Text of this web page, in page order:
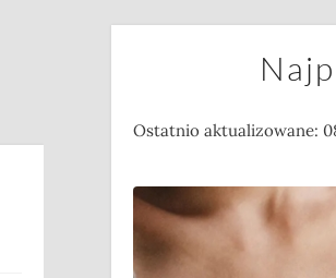
Ostatnio aktualizowane: